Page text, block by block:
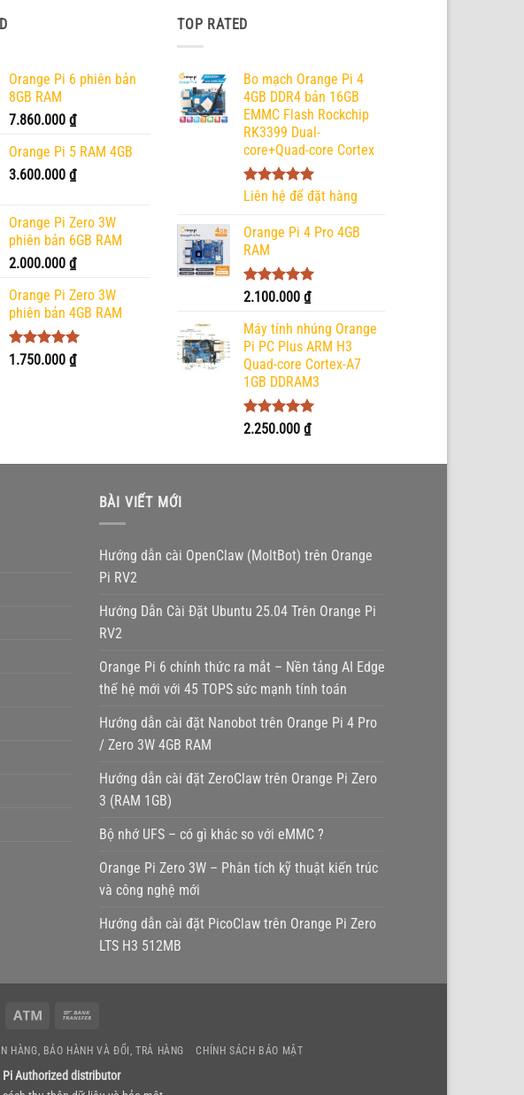
Orange Pi 6 phiên bản
8GB RAM
7.860.000 ₫
Orange Pi 5 RAM 4GB
3.600.000 ₫
Orange Pi Zero 3W
phiên bản 6GB RAM
2.000.000 ₫
Orange Pi Zero 3W
phiên bản 4GB RAM
Được xếp
1.750.000 ₫
TOP RATED
Bo mạch Orange Pi 4
4GB DDR4 bản 16GB
EMMC Flash Rockchip
RK3399 Dual-
core+Quad-core Cortex
Được xếp
Liên hệ để đặt hàng
Orange Pi 4 Pro 4GB
RAM
Được xếp
5 sao
2.100.000 ₫
Máy tính nhúng Orange
Pi PC Plus ARM H3
Quad-core Cortex-A7
1GB DDRAM3
Được xếp
2.250.000 ₫
BÀI VIẾT MỚI
Hướng dẫn cài OpenClaw (MoltBot) trên Orange
Pi RV2
Hướng Dẫn Cài Đặt Ubuntu 25.04 Trên Orange Pi
RV2
Orange Pi 6 chính thức ra mắt – Nền tảng AI Edge
thế hệ mới với 45 TOPS sức mạnh tính toán
Hướng dẫn cài đặt Nanobot trên Orange Pi 4 Pro
/ Zero 3W 4GB RAM
Hướng dẫn cài đặt ZeroClaw trên Orange Pi Zero
3 (RAM 1GB)
Bộ nhớ UFS – có gì khác so với eMMC ?
Orange Pi Zero 3W – Phân tích kỹ thuật kiến trúc
và công nghệ mới
Hướng dẫn cài đặt PicoClaw trên Orange Pi Zero
LTS H3 512MB
MasterCard Atm
HÀNG, BẢO HÀNH VÀ ĐỔI, TRẢ HÀNG CHÍNH SÁCH BẢO MẬT
Pi Authorized distributor